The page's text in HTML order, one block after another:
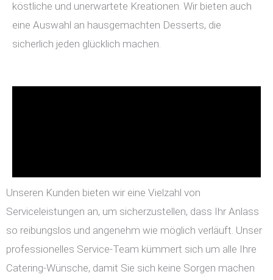
köstliche und unerwartete Kreationen. Wir bieten auch
eine Auswahl an hausgemachten Desserts, die
sicherlich jeden glücklich machen.
Unseren Kunden bieten wir eine Vielzahl von
Serviceleistungen an, um sicherzustellen, dass Ihr Anlass
so reibungslos und angenehm wie möglich verläuft. Unser
professionelles Service-Team kümmert sich um alle Ihre
Catering-Wünsche, damit Sie sich keine Sorgen machen